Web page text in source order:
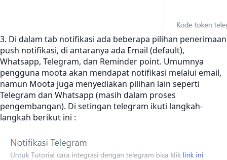
3. Di dalam tab notifikasi ada beberapa pilihan penerimaan
push notifikasi, di antaranya ada Email (default),
Whatsapp, Telegram, dan Reminder point. Umumnya
pengguna moota akan mendapat notifikasi melalui email,
namun Moota juga menyediakan pilihan lain seperti
Telegram dan Whatsapp (masih dalam proses
pengembangan). Di setingan telegram ikuti langkah-
langkah berikut ini :